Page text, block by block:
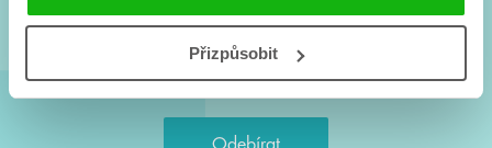
Přizpůsobit